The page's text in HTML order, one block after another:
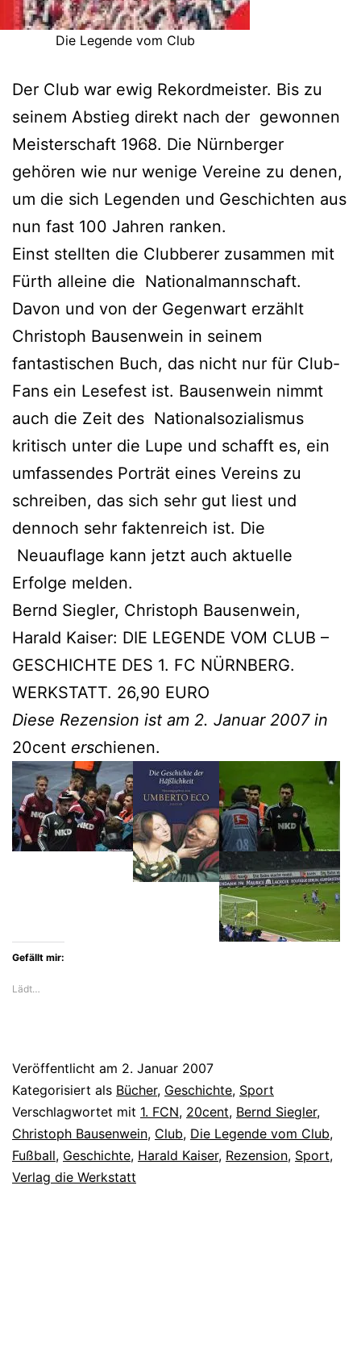
Die Legende vom Club
Der Club war ewig Rekordmeister. Bis zu
seinem Abstieg direkt nach der gewonnen
Meisterschaft 1968. Die Nürnberger
gehören wie nur wenige Vereine zu denen,
um die sich Legenden und Geschichten aus
nun fast 100 Jahren ranken.
Einst stellten die Clubberer zusammen mit
Fürth alleine die Nationalmannschaft.
Davon und von der Gegenwart erzählt
Christoph Bausenwein in seinem
fantastischen Buch, das nicht nur für Club-
Fans ein Lesefest ist. Bausenwein nimmt
auch die Zeit des Nationalsozialismus
kritisch unter die Lupe und schafft es, ein
umfassendes Porträt eines Vereins zu
schreiben, das sich sehr gut liest und
dennoch sehr faktenreich ist. Die
Neuauflage kann jetzt auch aktuelle
Erfolge melden.
Bernd Siegler, Christoph Bausenwein,
Harald Kaiser: DIE LEGENDE VOM CLUB –
GESCHICHTE DES 1. FC NÜRNBERG.
WERKSTATT. 26,90 EURO
Diese Rezension ist am 2. Januar 2007 in
20cent erschienen.
Gefällt mir:
Lädt…
Veröffentlicht am 2. Januar 2007
Kategorisiert als Bücher, Geschichte, Sport
Verschlagwortet mit 1. FCN, 20cent, Bernd Siegler,
Christoph Bausenwein, Club, Die Legende vom Club,
Fußball, Geschichte, Harald Kaiser, Rezension, Sport,
Verlag die Werkstatt